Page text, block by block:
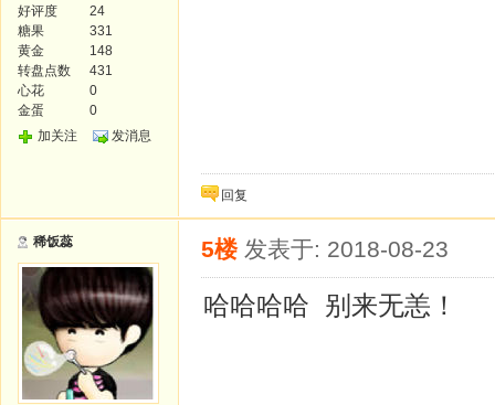
好评度
24
糖果
331
黄金
148
转盘点数
431
心花
0
金蛋
0
加关注
发消息
回复
稀饭蕊 5楼 发表于: 2018-08-23
哈哈哈哈 别来无恙！